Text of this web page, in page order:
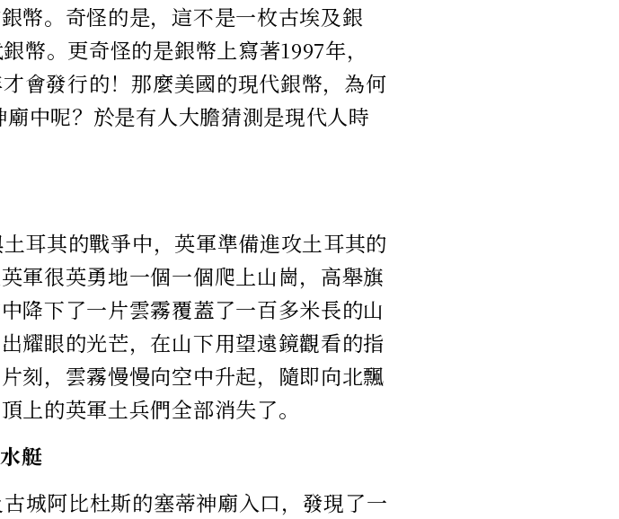
幣。奇怪的是，這不是一枚古埃及銀
幣。更奇怪的是銀幣上寫著1997年，
會發行的！那麼美國的現代銀幣，為何
中呢？於是有人大膽猜測是現代人時
耳其的戰爭中，英軍準備進攻土耳其的
軍很英勇地一個一個爬上山崗，高舉旗
降下了一片雲霧覆蓋了一百多米長的山
耀眼的光芒，在山下用望遠鏡觀看的指
刻，雲霧慢慢向空中升起，隨即向北飄
上的英軍土兵們全部消失了。
艇
城阿比杜斯的塞蒂神廟入口，發現了一